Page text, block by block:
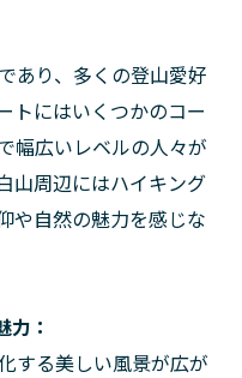
あり、多くの登山愛好
トにはいくつかのコー
幅広いレベルの人々が
山周辺にはハイキング
や自然の魅力を感じな
：
する美しい風景が広が